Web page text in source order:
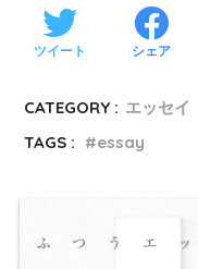
ツイート シェア
CATEGORY : エッセイ
TAGS :
essay